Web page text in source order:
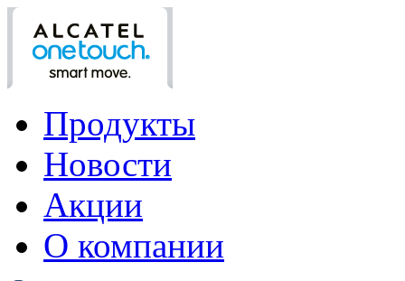
Продукты
Новости
Акции
О компании